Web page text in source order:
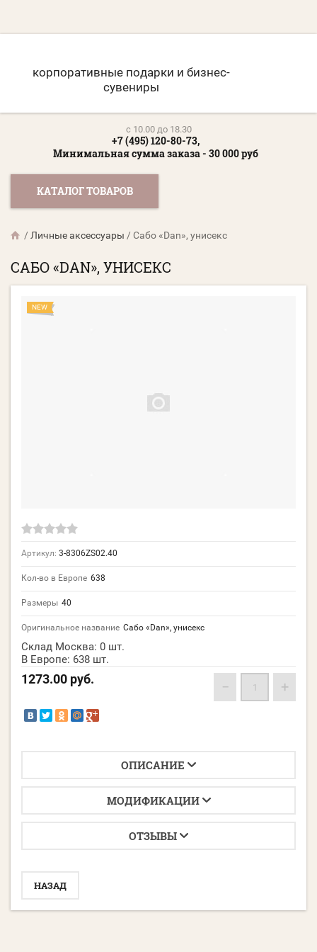
корпоративные подарки и бизнес-
сувениры
c 10.00 до 18.30
+7 (495) 120-80-73,
Минимальная сумма заказа - 30 000 руб
КАТАЛОГ ТОВАРОВ
/ Личные аксессуары /Сабо «Dan», унисекс
САБО «DAN», УНИСЕКС
NEW
Артикул: 3-8306ZS02.40
Кол-во в Европе 638
Размеры 40
Оригинальное название Сабо «Dan», унисекс
Склад Москва: 0 шт.
В Европе: 638 шт.
1273.00 руб. − +
ОПИСАНИЕ
МОДИФИКАЦИИ
ОТЗЫВЫ
НАЗАД